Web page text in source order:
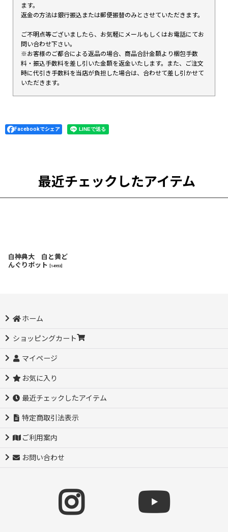
ます。
返金の方法は銀行振込または郵便振替のみとさせていただきます。
ご不明点等ございましたら、お気軽にメールもしくはお電話にてお
問い合わせ下さい。
※お客様のご都合による返品の場合、商品合計金額より梱包手数
料・振込手数料を差し引いた金額を返金いたします。また、ご注文
時に代引き手数料を当店が負担した場合は、合わせて差し引かせて
いただきます。
Facebookでシェア
最近チェックしたアイテム
白神典大 白と黄ど
んぐりポット
14953
ホーム
ショッピングカート
マイページ
お気に入り
最近チェックしたアイテム
特定商取引法表示
ご利用案内
お問い合わせ